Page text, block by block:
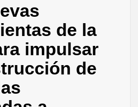
de la
impulsar
de